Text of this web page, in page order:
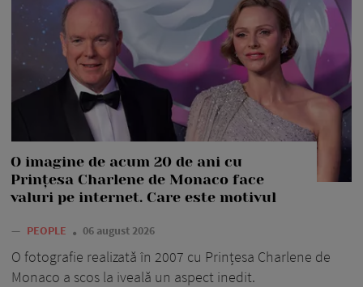
O imagine de acum 20 de ani cu
Prințesa Charlene de Monaco face
valuri pe internet. Care este motivul
— PEOPLE 06 august 2026
O fotografie realizată în 2007 cu Prințesa Charlene de
Monaco a scos la iveală un aspect inedit.